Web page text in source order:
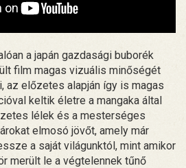
a japán gazdasági buborék
film magas vizuális minőségét
az előzetes alapján így is magas
keltik életre a mangaka által
lélek és a mesterséges
elmosó jövőt, amely már
a saját világunktól, mint amikor
merült le a végtelennek tűnő